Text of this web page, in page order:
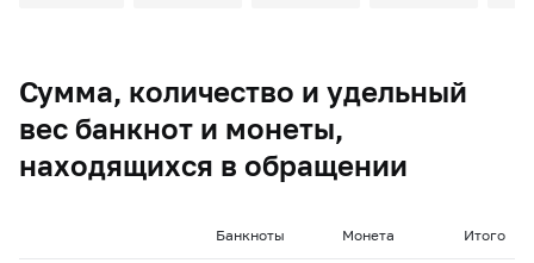
Сумма, количество и удельный
вес банкнот и монеты,
находящихся в обращении
Банкноты Монета Итого